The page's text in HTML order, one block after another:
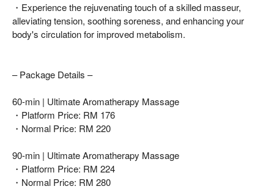
・Experience the rejuvenating touch of a skilled masseur,
alleviating tension, soothing soreness, and enhancing your
body's circulation for improved metabolism.
– Package Details –
60-min | Ultimate Aromatherapy Massage
・Platform Price: RM 176
・Normal Price: RM 220
90-min | Ultimate Aromatherapy Massage
・Platform Price: RM 224
・Normal Price: RM 280